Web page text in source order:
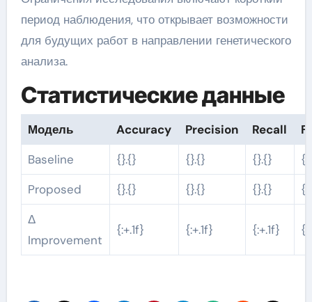
период наблюдения, что открывает возможности
для будущих работ в направлении генетического
анализа.
Статистические данные
Модель Accuracy Precision Recall
F1
Baseline
{}.{} {}.{} {}.{}
Proposed
{}.{} {}.{} {}.{}
Δ
Improvement
{:+.1f} {:+.1f} {:+.1f}